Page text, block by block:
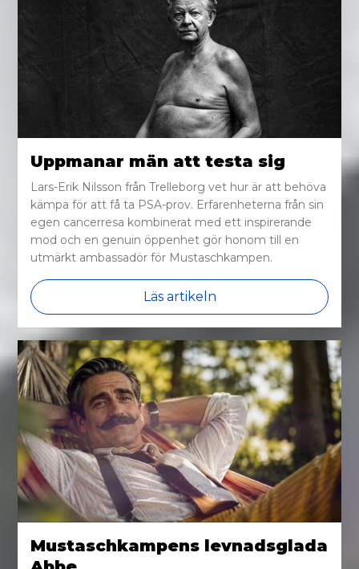
Uppmanar män att testa sig
Lars-Erik Nilsson från Trelleborg vet hur är att behöva
kämpa för att få ta PSA-prov. Erfarenheterna från sin
egen cancerresa kombinerat med ett inspirerande
mod och en genuin öppenhet gör honom till en
utmärkt ambassadör för Mustaschkampen.
Läs artikeln
Mustaschkampens levnadsglada